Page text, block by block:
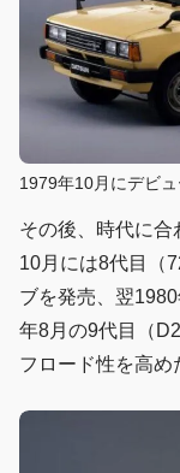
1979年10月にデビ
その後、時代に
10月には8代目（
ブを発売、翌
年8月の9代目（
フロード性を高め